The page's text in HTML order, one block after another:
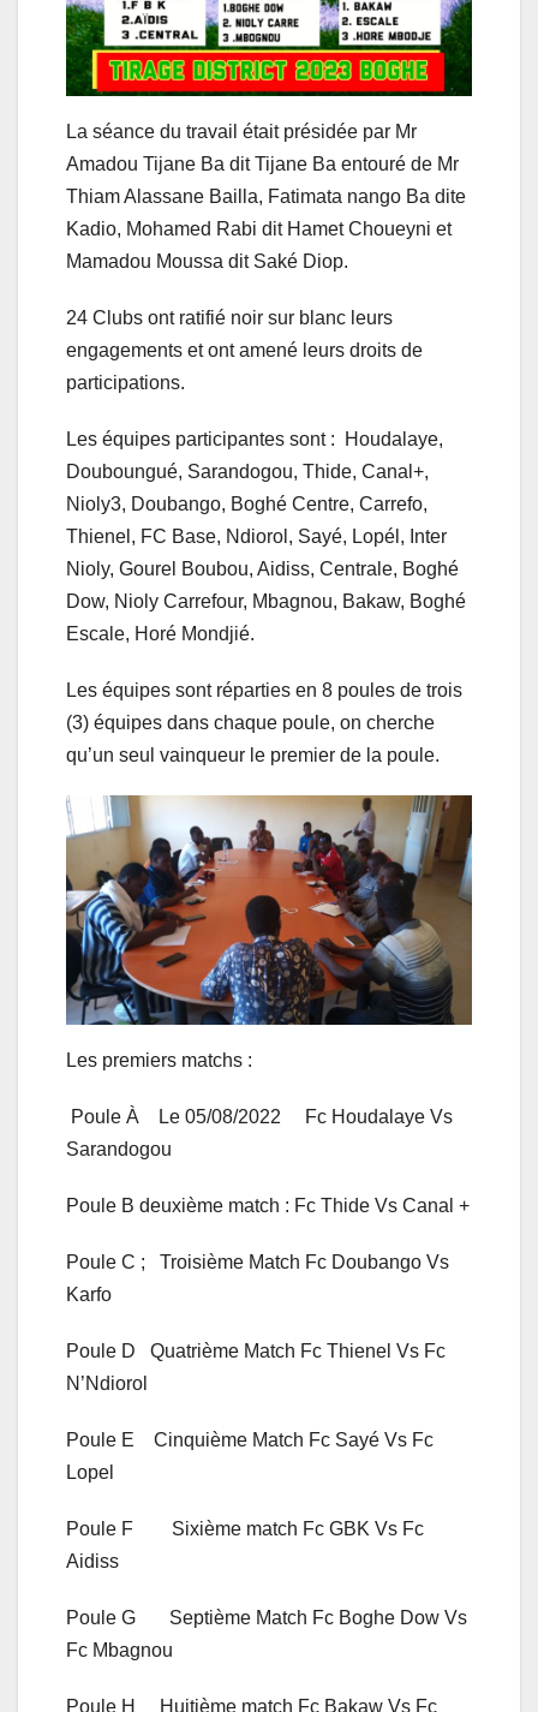
La séance du travail était présidée par Mr
Amadou Tijane Ba dit Tijane Ba entouré de Mr
Thiam Alassane Bailla, Fatimata nango Ba dite
Kadio, Mohamed Rabi dit Hamet Choueyni et
Mamadou Moussa dit Saké Diop.
24 Clubs ont ratifié noir sur blanc leurs
engagements et ont amené leurs droits de
participations.
Les équipes participantes sont : Houdalaye,
Douboungué, Sarandogou, Thide, Canal+,
Nioly3, Doubango, Boghé Centre, Carrefo,
Thienel, FC Base, Ndiorol, Sayé, Lopél, Inter
Nioly, Gourel Boubou, Aidiss, Centrale, Boghé
Dow, Nioly Carrefour, Mbagnou, Bakaw, Boghé
Escale, Horé Mondjié.
Les équipes sont réparties en 8 poules de trois
(3) équipes dans chaque poule, on cherche
qu’un seul vainqueur le premier de la poule.
Les premiers matchs :
Poule À Le 05/08/2022 Fc Houdalaye Vs
Sarandogou
Poule B deuxième match : Fc Thide Vs Canal +
Poule C ; Troisième Match Fc Doubango Vs
Karfo
Poule D Quatrième Match Fc Thienel Vs Fc
N’Ndiorol
Poule E Cinquième Match Fc Sayé Vs Fc
Lopel
Poule F Sixième match Fc GBK Vs Fc
Aidiss
Poule G Septième Match Fc Boghe Dow Vs
Fc Mbagnou
Poule H Huitième match Fc Bakaw Vs Fc